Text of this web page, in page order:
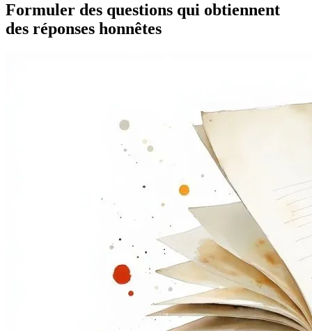
Formuler des questions qui obtiennent
des réponses honnêtes